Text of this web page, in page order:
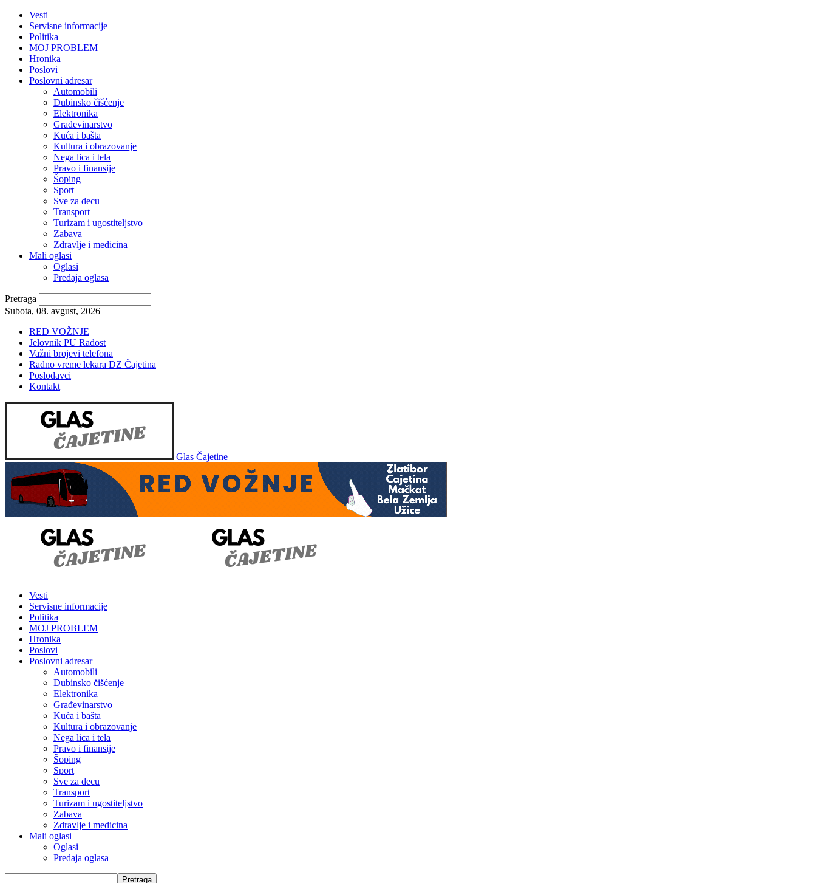
Vesti
Servisne informacije
Politika
MOJ PROBLEM
Hronika
Poslovi
Poslovni adresar
Automobili
Dubinsko čišćenje
Elektronika
Građevinarstvo
Kuća i bašta
Kultura i obrazovanje
Nega lica i tela
Pravo i finansije
Šoping
Sport
Sve za decu
Transport
Turizam i ugostiteljstvo
Zabava
Zdravlje i medicina
Mali oglasi
Oglasi
Predaja oglasa
Pretraga
Subota, 08. avgust, 2026
RED VOŽNJE
Jelovnik PU Radost
Važni brojevi telefona
Radno vreme lekara DZ Čajetina
Poslodavci
Kontakt
Glas Čajetine
Vesti
Servisne informacije
Politika
MOJ PROBLEM
Hronika
Poslovi
Poslovni adresar
Automobili
Dubinsko čišćenje
Elektronika
Građevinarstvo
Kuća i bašta
Kultura i obrazovanje
Nega lica i tela
Pravo i finansije
Šoping
Sport
Sve za decu
Transport
Turizam i ugostiteljstvo
Zabava
Zdravlje i medicina
Mali oglasi
Oglasi
Predaja oglasa